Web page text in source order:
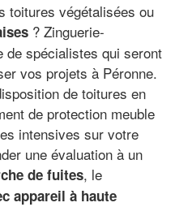
toitures végétalisées ou
? Zinguerie-
de spécialistes qui seront
vos projets à Péronne.
de toitures en
de protection meuble
intensives sur votre
une évaluation à un
de fuites, le
appareil à haute